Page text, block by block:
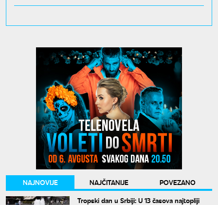
NAJNOVIJE NAJČITANIJE
POVEZANO
Tropski dan u Srbiji: U 13 časova najtopliji